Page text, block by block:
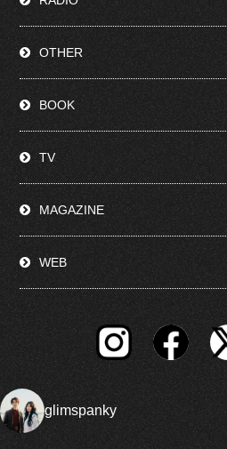
OTHER
BOOK
TV
MAGAZINE
WEB
glimspanky